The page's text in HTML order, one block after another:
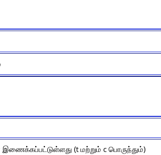
(t மற்றும் c பொருந்தும்)